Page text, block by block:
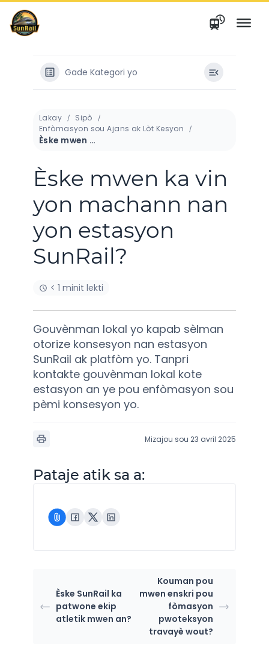
Ale
nan
kontni
Gade Kategori yo
Lakay
Sipò
Enfòmasyon sou Ajans ak Lòt Kesyon
Èske mwen ka vin yon machann nan yon estasyon SunRail?
Èske mwen ka vin
yon machann nan
yon estasyon
SunRail?
< 1 minit lekti
Gouvènman lokal yo kapab sèlman
otorize konsesyon nan estasyon
SunRail ak platfòm yo. Tanpri
kontakte gouvènman lokal kote
estasyon an ye pou enfòmasyon sou
pèmi konsesyon yo.
Mizajou sou 23 avril 2025
Pataje atik sa a:
Èske SunRail ka
patwone ekip
atletik mwen an?
Kouman pou
mwen enskri pou
fòmasyon
pwoteksyon
travayè wout?